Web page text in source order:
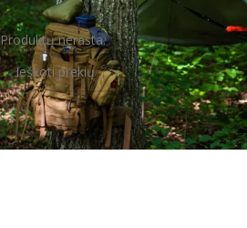
Produktų nerasta.